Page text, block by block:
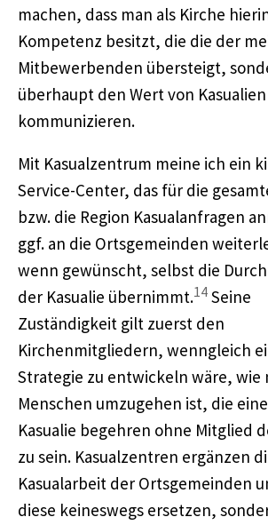
machen, dass man als Kirche
Kompetenz besitzt, die die der
Mitbewerbenden übersteigt,
überhaupt den Wert von
kommunizieren.
Mit Kasualzentrum meine ich ein
Service-Center, das für die
bzw. die Region Kasualanfragen
ggf. an die Ortsgemeinden
wenn gewünscht, selbst die
der Kasualie übernimmt.14 Seine
Zuständigkeit gilt zuerst den
Kirchenmitgliedern, wenngleich
Strategie zu entwickeln wäre, wie
Menschen umzugehen ist, die
Kasualie begehren ohne Mitglied
zu sein. Kasualzentren ergänzen
Kasualarbeit der Ortsgemeinden
diese keineswegs ersetzen,